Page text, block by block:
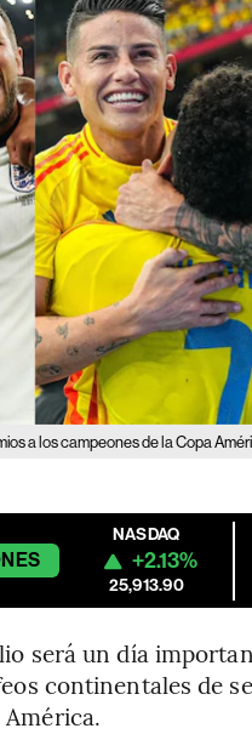
a los campeones de la Copa
NASDAQ
+2.13%
25,913.90
será un día
continentales de